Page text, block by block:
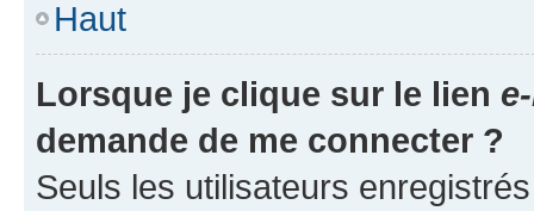
Haut
Lorsque je clique sur le lien
demande de me connecter ?
Seuls les utilisateurs